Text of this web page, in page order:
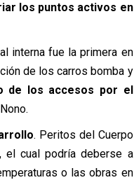
los puntos activos en
interna fue la primera en
de los carros bomba y
de los accesos por el
. Peritos del Cuerpo
el cual podría deberse a
o las obras en